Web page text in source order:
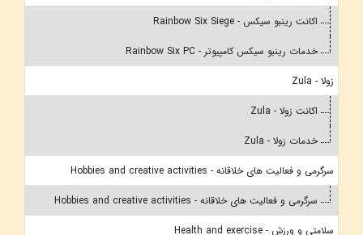
اکانت رینبو سیکس - Rainbow Six Siege
خدمات رینبو سیکس کامپیوتر - Rainbow Six PC
زولا - Zula
اکانت زولا - Zula
خدمات زولا - Zula
سرگرمی و فعالیت های خلاقانه - Hobbies and creative activities
سرگرمی و فعالیت های خلاقانه - Hobbies and creative activities
سلامتی و ورزش - Health and exercise